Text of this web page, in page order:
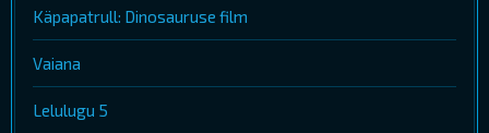
Käpapatrull: Dinosauruse film
Vaiana
Lelulugu 5